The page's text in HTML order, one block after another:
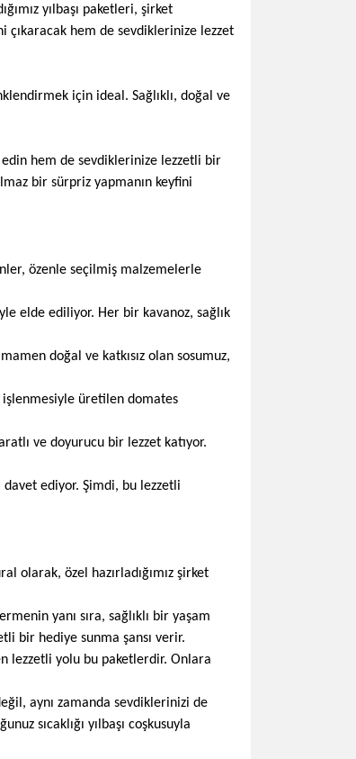
yılbaşı paketleri, şirket
çıkaracak hem de sevdiklerinize lezzet
için ideal. Sağlıklı, doğal ve
hem de sevdiklerinize lezzetli bir
bir sürpriz yapmanın keyfini
özenle seçilmiş malzemelerle
elde ediliyor. Her bir kavanoz, sağlık
doğal ve katkısız olan sosumuz,
işlenmesiyle üretilen domates
ve doyurucu bir lezzet katıyor.
davet ediyor. Şimdi, bu lezzetli
olarak, özel hazırladığımız şirket
yanı sıra, sağlıklı bir yaşam
bir hediye sunma şansı verir.
lezzetli yolu bu paketlerdir. Onlara
aynı zamanda sevdiklerinizi de
sıcaklığı yılbaşı coşkusuyla